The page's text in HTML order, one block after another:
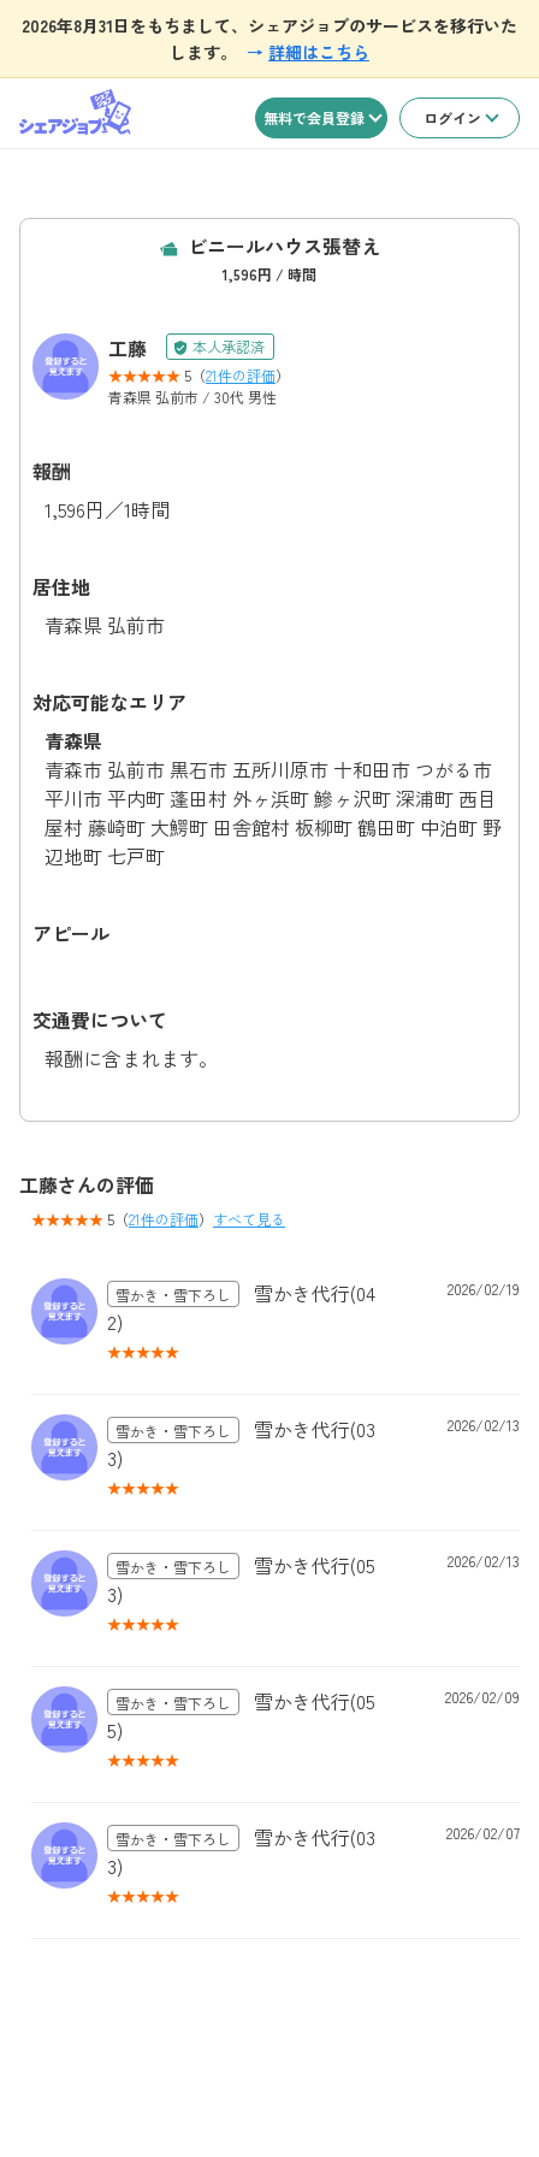
2026年8月31日をもちまして、シェアジョブのサービスを移行いた
します。
→ 詳細はこちら
無料で会員登録 ログイン
ビニールハウス張替え
1,596円 / 時間
工藤
本人承認済
5（21件の評価）
青森県 弘前市 / 30代 男性
報酬
1,596円／1時間
居住地
青森県 弘前市
対応可能なエリア
青森県
青森市 弘前市 黒石市 五所川原市 十和田市 つがる市
平川市 平内町 蓬田村 外ヶ浜町 鰺ヶ沢町 深浦町 西目
屋村 藤崎町 大鰐町 田舎館村 板柳町 鶴田町 中泊町 野
辺地町 七戸町
アピール
交通費について
報酬に含まれます。
工藤さんの評価
5（21件の評価） すべて見る
雪かき・雪下ろし
雪かき代行(04
2)
2026/02/19
雪かき・雪下ろし
雪かき代行(03
3)
2026/02/13
雪かき・雪下ろし
雪かき代行(05
3)
2026/02/13
雪かき・雪下ろし
雪かき代行(05
5)
2026/02/09
雪かき・雪下ろし
雪かき代行(03
3)
2026/02/07